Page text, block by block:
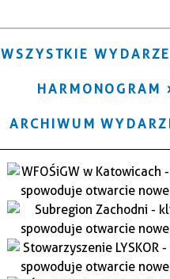
WSZYSTKIE
HARMONOGRAM
ARCHIWUM